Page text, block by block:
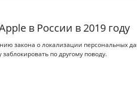
в России в 2019 году
закона о локализации персональных
по другому поводу.